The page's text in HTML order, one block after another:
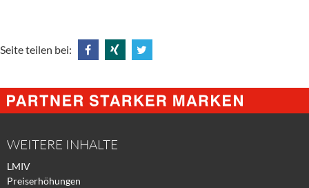
Seite teilen bei:
@
Facebook
@
Xing
@
Twitter
WEITERE INHALTE
LMIV
Preiserhöhungen